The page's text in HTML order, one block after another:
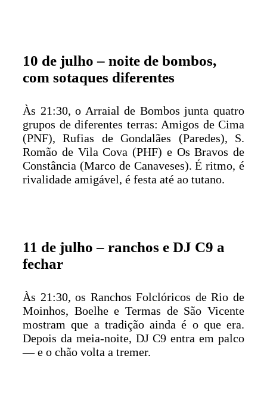
10 de julho – noite de bombos,
com sotaques diferentes
Às 21:30, o Arraial de Bombos junta quatro
grupos de diferentes terras: Amigos de Cima
(PNF), Rufias de Gondalães (Paredes), S.
Romão de Vila Cova (PHF) e Os Bravos de
Constância (Marco de Canaveses). É ritmo, é
rivalidade amigável, é festa até ao tutano.
11 de julho – ranchos e DJ C9 a
fechar
Às 21:30, os Ranchos Folclóricos de Rio de
Moinhos, Boelhe e Termas de São Vicente
mostram que a tradição ainda é o que era.
Depois da meia-noite, DJ C9 entra em palco
— e o chão volta a tremer.